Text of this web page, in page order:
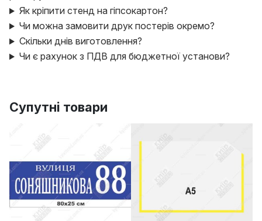
Як кріпити стенд на гіпсокартон?
Чи можна замовити друк постерів окремо?
Скільки днів виготовлення?
Чи є рахунок з ПДВ для бюджетної установи?
Супутні товари